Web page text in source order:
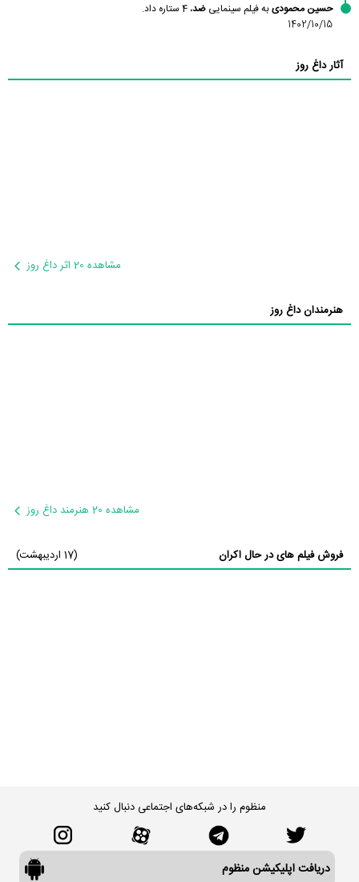
حسین محمودیبه فیلم سینمایی ضد، 4 ستاره داد.
1402/10/15
آثار داغ روز
مشاهده 20 اثر داغ روز
هنرمندان داغ روز
مشاهده 20 هنرمند داغ روز
فروش فیلم های در حال اکران (17 اردیبهشت)
منظوم را در شبکه‌های اجتماعی دنبال کنید
دریافت اپلیکیشن منظوم